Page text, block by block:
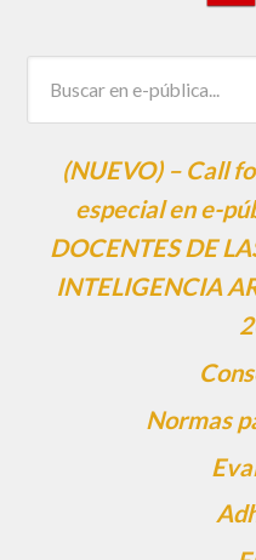
(NUEVO) – Call
especial en e-
DOCENTES DE
INTELIGENCIA
Normas